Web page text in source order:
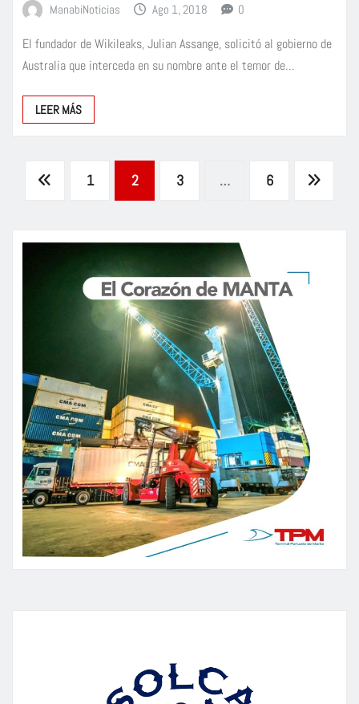
ManabiNoticias Ago 1, 2018 0
El fundador de Wikileaks, Julian Assange, solicitó al gobierno de
Australia que interceda en su nombre ante el temor de…
LEER MÁS
Paginación
de
entradas
1 2 3 … 6